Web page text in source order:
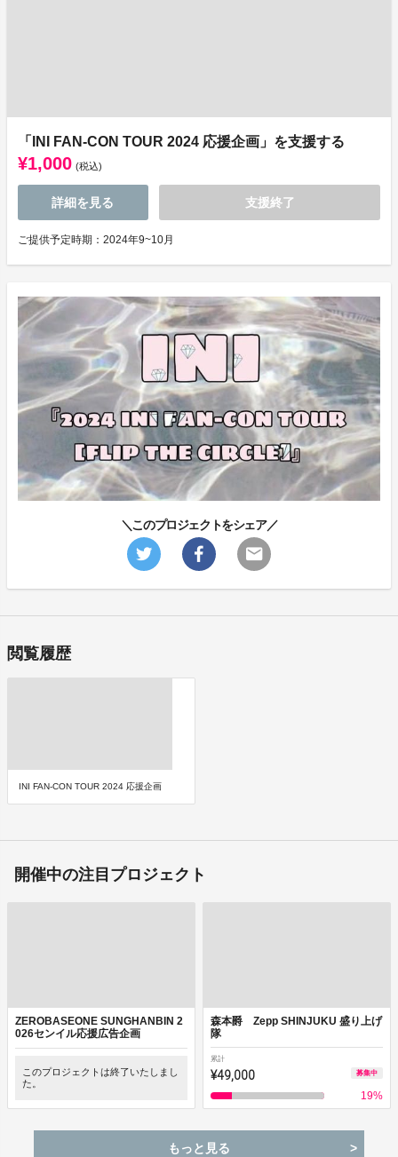
「INI FAN-CON TOUR 2024 応援企画」を支援する
¥1,000 (税込)
詳細を見る 支援終了
ご提供予定時期：2024年9~10月
＼このプロジェクトをシェア／
閲覧履歴
INI FAN-CON TOUR 2024 応援企画
開催中の注目プロジェクト
ZEROBASEONE SUNGHANBIN 2
026センイル応援広告企画
このプロジェクトは終了いたしまし
た。
森本爵 Zepp SHINJUKU 盛り上げ
隊
累計
¥49,000 募集中
19%
もっと見る